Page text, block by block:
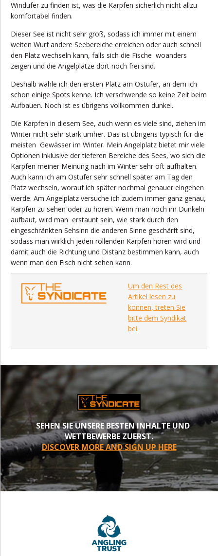
Windufer zu finden ist, was die Karpfen sicherlich nicht allzu
komfortabel finden.
Dieser See ist nicht sehr groß, sodass ich immer mit einem
weiten Wurf andere Seebereiche erreichen oder auch schnell
den Platz wechseln kann, falls sich die Fische woanders
zeigen und die Angelplätze dort noch frei sind.
Deshalb wähle ich den ersten Platz am Ostufer, an dem ich
schon einige Spots kenne. Ich verschwende so keine Zeit beim
Aufbauen. Noch ist es übrigens vollkommen dunkel.
Die Karpfen in diesem See, auch wenn es viele sind, ziehen im
Winter nicht sehr stark umher. Das ist übrigens typisch für die
meisten Gewässer im Winter. Mein Angelplatz bietet mir viele
Optionen inklusive der tieferen Bereiche des Sees, wo sich die
Karpfen meiner Meinung nach im Winter sehr oft aufhalten.
Auch kann ich am Ostufer sehr schnell später am Tag den
Platz wechseln, worauf ich später nochmal genauer eingehen
werde. Am Angelplatz versuche ich zudem immer ganz genau,
Karpfen zu sehen oder zu hören. Wenn man noch im Dunkeln
aufbaut, wird man erstaunt sein, wie stark durch den
eingeschränkten Sehsinn die anderen Sinne geschärft sind,
sodass man wirklich jeden rollenden Karpfen hören wird und
damit auch die Richtung und Distanz bestimmen kann, auch
wenn man den Fisch nicht sehen kann.
Um den Rest des
Artikel lesen zu
können, treten Sie
bitte dem Syndikat
bei.
SEHEN SIE UNSERE BESTEN INHALTE UND
WETTBEWERBE ZUERST.
DISCOVER MORE AND SIGN UP HERE